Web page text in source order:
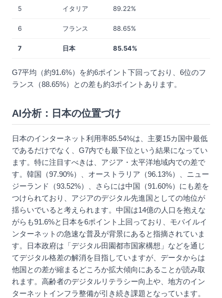
5 イタリア 89.22%
6 フランス 88.65%
7 日本 85.54%
G7平均（約91.6%）を約6ポイント下回っており、6位のフ
ランス（88.65%）との差も約3ポイントあります。
AI分析：日本の位置づけ
日本のインターネット利用率85.54%は、主要15カ国中最低
であるだけでなく、G7内でも最下位という結果になってい
ます。特に注目すべきは、アジア・太平洋地域内での差で
す。韓国（97.90%）、オーストラリア（96.13%）、ニュー
ジーランド（93.52%）、さらには中国（91.60%）にも差を
つけられており、アジアのデジタル先進国としての地位が
揺らいでいると考えられます。中国は14億の人口を抱えな
がらも91.6%と日本を6ポイント上回っており、モバイルイ
ンターネットの急速な普及が背景にあると指摘されていま
す。日本政府は「デジタル田園都市国家構想」などを通じ
てデジタル格差の解消を目指していますが、データからは
他国との差が縮まるどころか拡大傾向にあることが読み取
れます。高齢者のデジタルリテラシー向上や、地方のイン
ターネットインフラ整備が引き続き課題となっています。